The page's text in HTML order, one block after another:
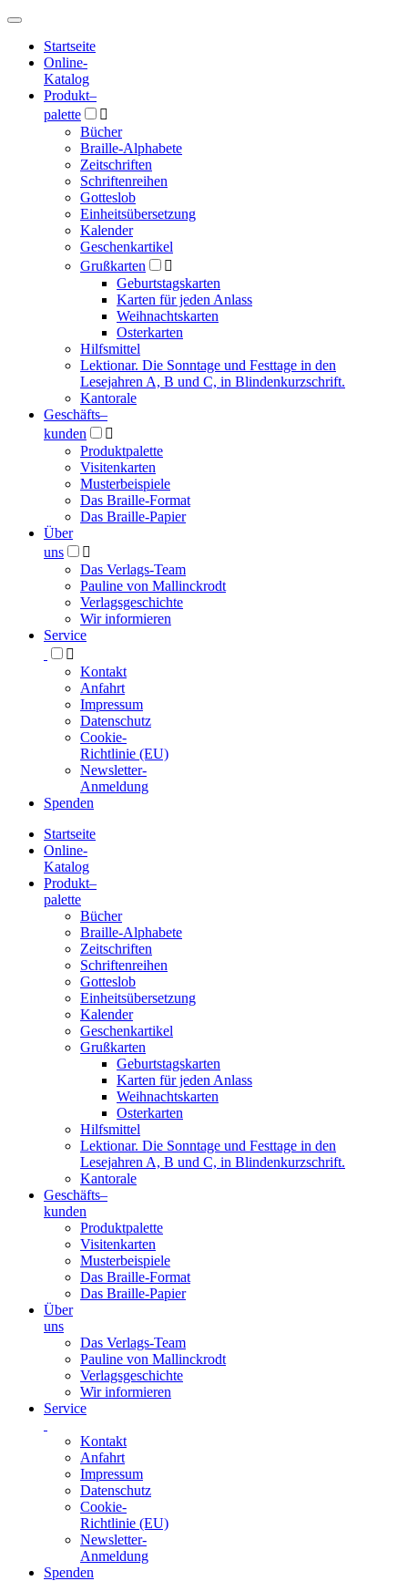
Hauptmenü
Hauptmenü
Startseite
Online-
Katalog
Produkt–
palette

Bücher
Braille-Alphabete
Zeitschriften
Schriftenreihen
Gotteslob
Einheitsübersetzung
Kalender
Geschenkartikel
Grußkarten

Geburtstagskarten
Karten für jeden Anlass
Weihnachtskarten
Osterkarten
Hilfsmittel
Lektionar. Die Sonntage und Festtage in den
Lesejahren A, B und C, in Blindenkurzschrift.
Kantorale
Geschäfts­–
kunden

Produktpalette
Visitenkarten
Musterbeispiele
Das Braille-Format
Das Braille-Papier
Über
uns

Das Verlags-Team
Pauline von Mallinckrodt
Verlagsgeschichte
Wir informieren
Service

Kontakt
Anfahrt
Impressum
Datenschutz
Cookie-
Richtlinie (EU)
Newsletter-
Anmeldung
Spenden
Blindenschrift-
Verlag
Druckerei
gGmbH
Startseite
Online-
Katalog
Produkt–
palette
Bücher
Braille-Alphabete
Zeitschriften
Schriftenreihen
Gotteslob
Einheitsübersetzung
Kalender
Geschenkartikel
Grußkarten
Geburtstagskarten
Karten für jeden Anlass
Weihnachtskarten
Osterkarten
Hilfsmittel
Lektionar. Die Sonntage und Festtage in den
Lesejahren A, B und C, in Blindenkurzschrift.
Kantorale
Geschäfts­–
kunden
Produktpalette
Visitenkarten
Musterbeispiele
Das Braille-Format
Das Braille-Papier
Über
uns
Das Verlags-Team
Pauline von Mallinckrodt
Verlagsgeschichte
Wir informieren
Service
Kontakt
Anfahrt
Impressum
Datenschutz
Cookie-
Richtlinie (EU)
Newsletter-
Anmeldung
Spenden